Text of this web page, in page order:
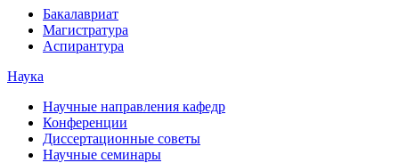
Бакалавриат
Магистратура
Аспирантура
Наука
Научные направления кафедр
Конференции
Диссертационные советы
Научные семинары